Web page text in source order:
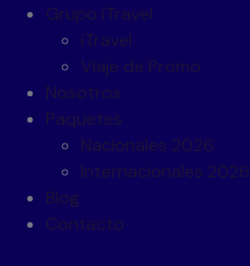
Grupo iTravel
iTravel
Viaje de Promo
Nosotros
Paquetes
Nacionales 2026
Internacionales 2026
Blog
Contacto